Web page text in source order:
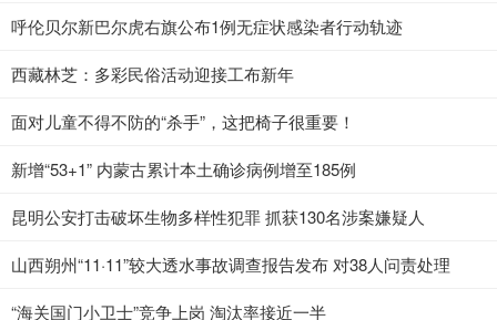
呼伦贝尔新巴尔虎右旗公布1例无症状感染者行动轨迹
西藏林芝：多彩民俗活动迎接工布新年
面对儿童不得不防的“杀手”，这把椅子很重要！
新增“53+1” 内蒙古累计本土确诊病例增至185例
昆明公安打击破坏生物多样性犯罪 抓获130名涉案嫌疑人
山西朔州“11·11”较大透水事故调查报告发布 对38人问责处理
“海关国门小卫士”竞争上岗 淘汰率接近一半